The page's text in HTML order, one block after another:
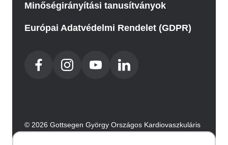
Minőségirányítási tanusítványok
Európai Adatvédelmi Rendelet (GDPR)
© 2026 Gottsegen György Országos Kardiovaszkuláris
Intézet. Minden jog fenntartva.